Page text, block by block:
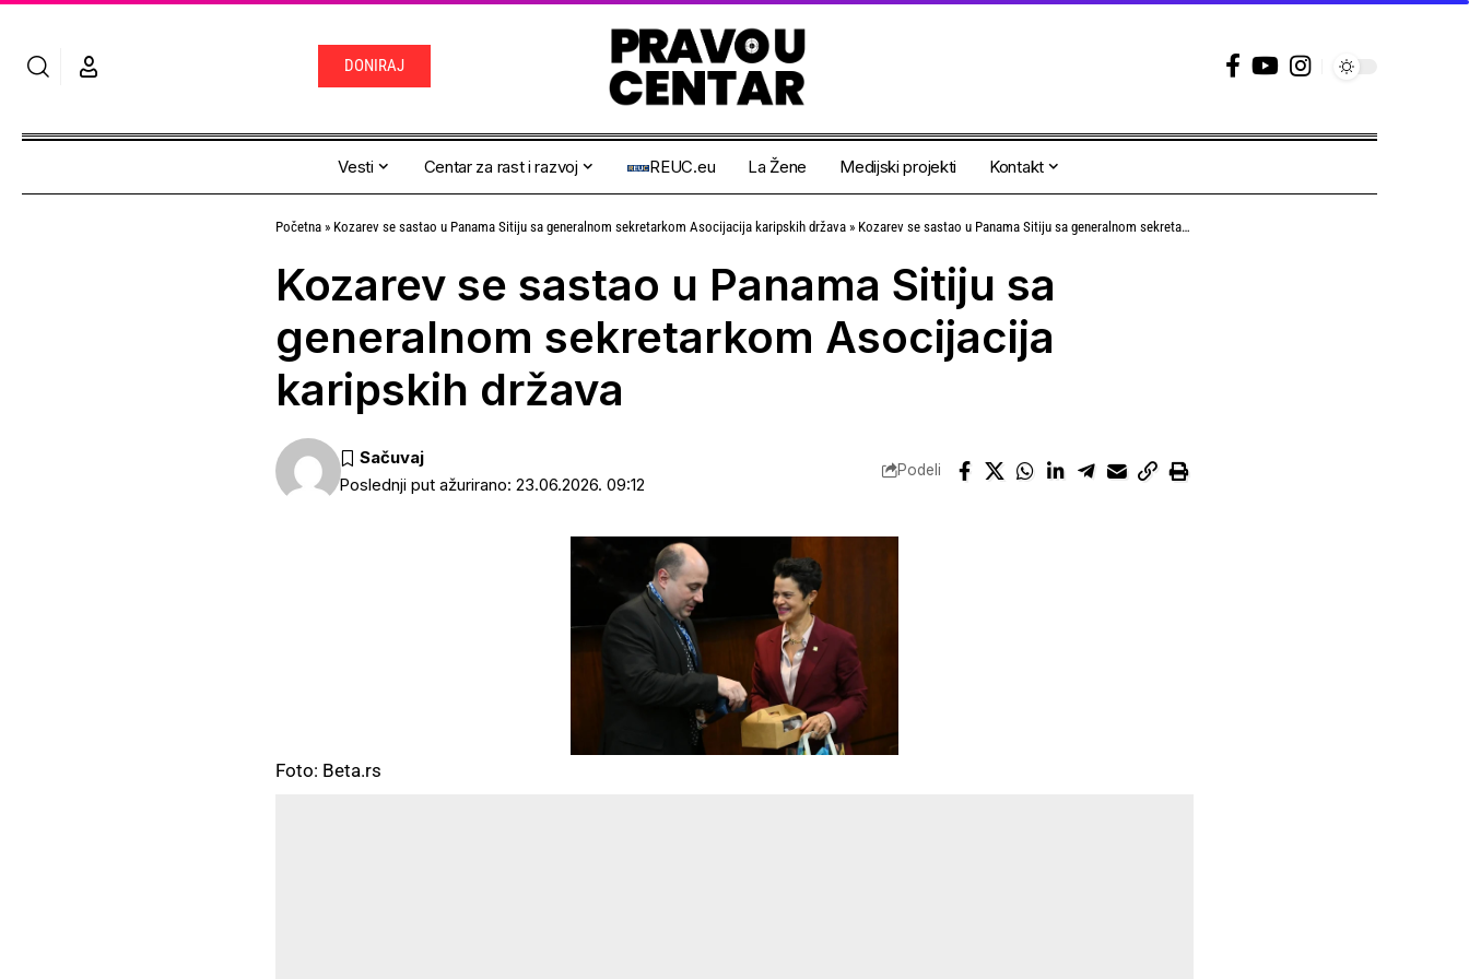
DONIRAJ
Vesti Centar za rast i razvoj REUC.eu La Žene Medijski projekti Kontakt
Početna » Kozarev se sastao u Panama Sitiju sa generalnom sekretarkom Asocijacija karipskih država » Kozarev se sastao u Panama Sitiju sa generalnom sekretarkom Asocijacija karipskih država
Kozarev se sastao u Panama Sitiju sa
generalnom sekretarkom Asocijacija
karipskih država
Poslednji put ažurirano: 23.06.2026. 09:12
Podeli
Foto: Beta.rs